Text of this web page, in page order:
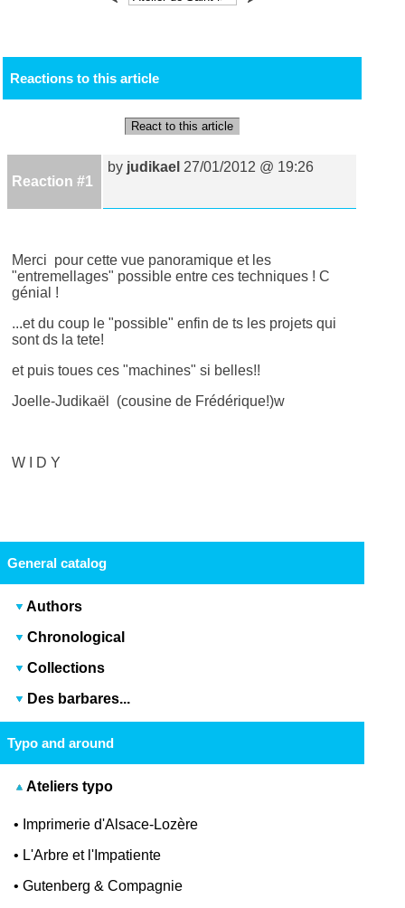
Reactions to this article
React to this article
Reaction #1
by judikael 27/01/2012 @ 19:26
Merci pour cette vue panoramique et les
"entremellages" possible entre ces techniques ! C
génial !
...et du coup le "possible" enfin de ts les projets qui
sont ds la tete!
et puis toues ces "machines" si belles!!
Joelle-Judikaël (cousine de Frédérique!)w
W I D Y
General catalog
Authors
Chronological
Collections
Des barbares...
Typo and around
Ateliers typo
• Imprimerie d'Alsace-Lozère
• L'Arbre et l'Impatiente
•Gutenberg & Compagnie